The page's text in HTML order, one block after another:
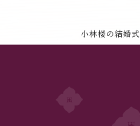
小林楼の結婚式